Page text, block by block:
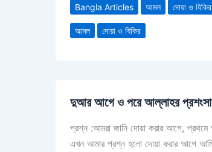
কাজে
লাগাতে
পারি
Bangla Articles আমল দোয়া ও যিকির
আমল দোয়া ও যিকির
দুআর আগে ও পরে আল্লাহর প্রশংসা
প্রশ্ন :আমরা জানি দোয়া করার আগে,
এখন আমার প্রশ্ন হলো দোয়া করার আগে আমি
আগে
পরে